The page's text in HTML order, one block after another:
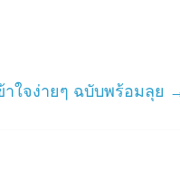
ใจง่ายๆ ฉบับพร้อมลุย